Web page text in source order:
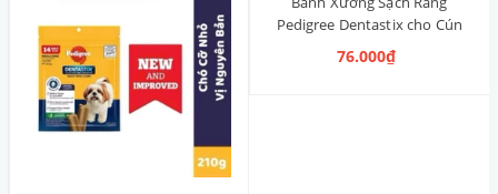
Pedigree Dentastix cho Cún
nhỏ 120g (14 Thanh, Vị Truyền
Thống)
76.000₫